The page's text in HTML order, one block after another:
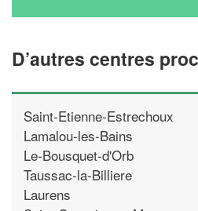
D’autres centres
Saint-Etienne-Estrechoux
Lamalou-les-Bains
Le-Bousquet-d'Orb
Taussac-la-Billiere
Laurens